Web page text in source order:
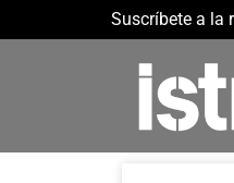
Suscríbete a la